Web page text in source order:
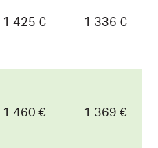
1 425 € 1 336 €
1 460 € 1 369 €